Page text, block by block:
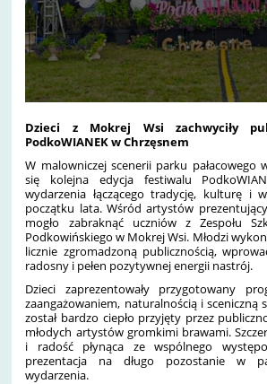
Dzieci z Mokrej Wsi zachwyciły
PodkoWIANEK w Chrzęsnem
W malowniczej scenerii parku pałacowego
się kolejna edycja festiwalu
wydarzenia łączącego tradycję, kulturę i
początku lata. Wśród artystów
mogło zabraknąć uczniów z Zespołu
Podkowińskiego w Mokrej Wsi. Młodzi
licznie zgromadzoną publicznością,
radosny i pełen pozytywnej energii nastrój.
Dzieci zaprezentowały przygotowany
zaangażowaniem, naturalnością i sceniczną
został bardzo ciepło przyjęty przez
młodych artystów gromkimi brawami.
i radość płynąca ze wspólnego
prezentacja na długo pozostanie w
wydarzenia.